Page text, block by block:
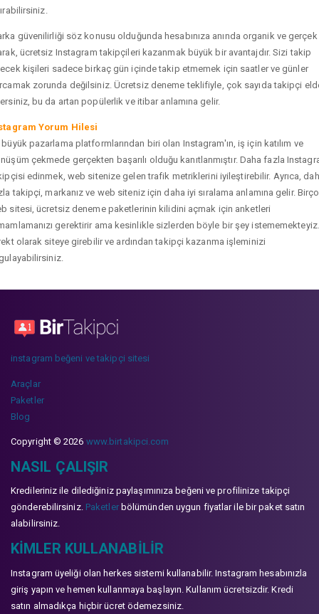
güvenilirliği söz konusu olduğunda hesabınıza anında organik ve gerçek
ücretsiz Instagram takipçileri kazanmak büyük bir avantajdır. Sizi takip
kişileri sadece birkaç gün içinde takip etmemek için saatler ve günler
zorunda değilsiniz. Ücretsiz deneme teklifiyle, çok sayıda takipçi
bu da artan popülerlik ve itibar anlamına gelir.
Yorum Hilesi
büyük pazarlama platformlarından biri olan Instagram'ın, iş için katılım ve
çekmede gerçekten başarılı olduğu kanıtlanmıştır. Daha fazla
edinmek, web sitenize gelen trafik metriklerini iyileştirebilir. Ayrıca,
takipçi, markanız ve web siteniz için daha iyi sıralama anlamına gelir.
sitesi, ücretsiz deneme paketlerinin kilidini açmak için anketleri
gerektirir ama kesinlikle sizlerden böyle bir şey istememekteyiz.
olarak siteye girebilir ve ardından takipçi kazanma işleminizi
instagram beğeni ve takipçi sitesi
Araçlar
Paketler
Blog
Copyright © 2026 www.birtakipci.com
NASIL ÇALIŞIR
Kredileriniz ile dilediğiniz paylaşımınıza beğeni ve profilinize takipçi
gönderebilirsiniz. Paketlerbölümünden uygun fiyatlar ile bir paket satın
alabilirsiniz.
KIMLER KULLANABILIR
Instagram üyeliği olan herkes sistemi kullanabilir. Instagram hesabınızla
giriş yapın ve hemen kullanmaya başlayın. Kullanım ücretsizdir. Kredi
satın almadıkça hiçbir ücret ödemezsiniz.